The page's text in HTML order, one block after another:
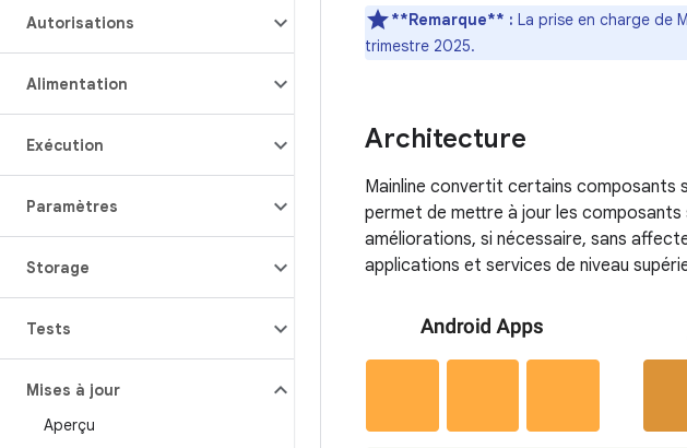
Autorisations
Alimentation
Exécution
Paramètres
Storage
Tests
Mises à jour
Aperçu
**Remarque** : La prise en charge de
trimestre 2025.
Architecture
Mainline convertit certains composants
permet de mettre à jour les
améliorations, si nécessaire, sans
applications et services de niveau